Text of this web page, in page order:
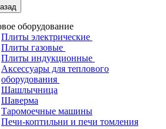
оборудование
Плиты электрические
Плиты газовые
Плиты индукционные
Аксессуары для теплового
оборудования
Шашлычница
Шаверма
Таромоечные машины
Печи-коптильни и печи томления